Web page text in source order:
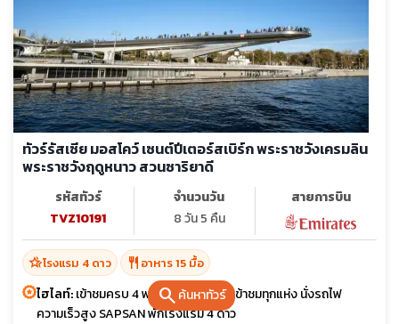
searchค้นหาทัวร์
ทัวร์รัสเซีย มอสโคว์ เซนต์ปีเตอร์สเบิร์ก พระราชวังเครมลิน
พระราชวังฤดูหนาว สวนซาริยาดี
รหัสทัวร์
TVZ10191
จำนวนวัน
8 วัน 5 คืน
สายการบิน
hotel_classโรงแรม 4 ดาว restaurant อาหาร 15 มื้อ
ไฮไลท์:เข้าชมครบ 4 พระราชวัง รวมค่าเข้าชมทุกแห่ง นั่งรถไฟ
ความเร็วสูง SAPSAN พักโรงแรม 4 ดาว